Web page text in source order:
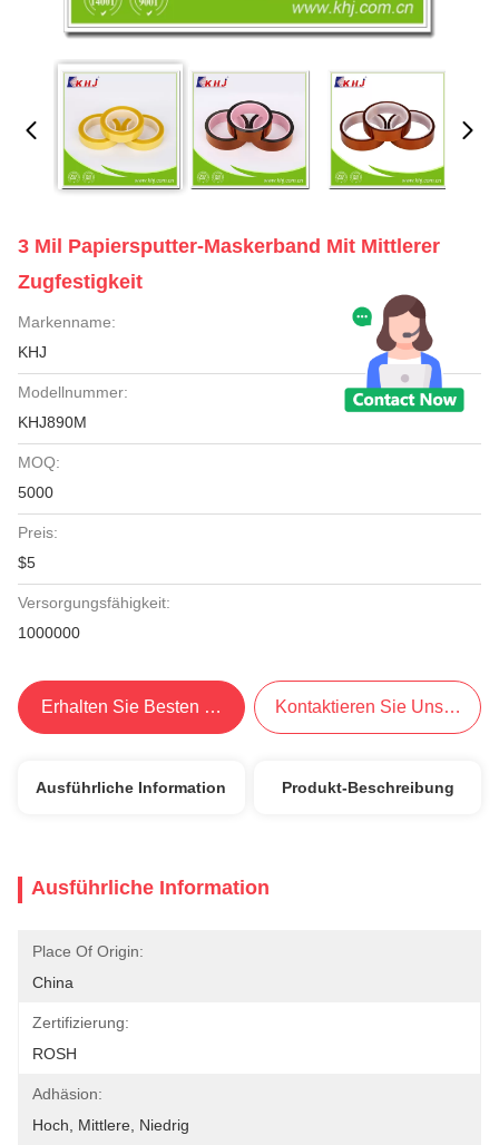
3 Mil Papiersputter-Maskerband Mit Mittlerer
Zugfestigkeit
Markenname:
KHJ
Modellnummer:
KHJ890M
MOQ:
5000
Preis:
$5
Versorgungsfähigkeit:
1000000
Erhalten Sie Besten Preis Kontaktieren Sie Uns Jetzt
Ausführliche Information Produkt-Beschreibung
Ausführliche Information
Place Of Origin:
China
Zertifizierung:
ROSH
Adhäsion:
Hoch, Mittlere, Niedrig